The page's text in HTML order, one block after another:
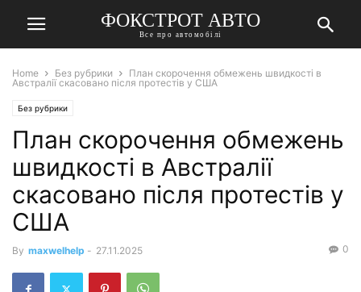
ФОКСТРОТ АВТО
Все про автомобілі
Home Без рубрики
План скорочення обмежень швидкості в
Австралії скасовано після протестів у США
Без рубрики
План скорочення обмежень
швидкості в Австралії
скасовано після протестів у
США
By maxwelhelp - 27.11.2025 0